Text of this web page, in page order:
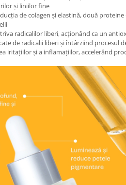
și liniilor fine
de colagen și elastină, două
radicalilor liberi, acționând ca un
de radicalii liberi și întârziind procesul
iritațiilor și a inflamațiilor, accelerând